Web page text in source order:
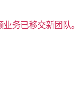
务已移交新团队。